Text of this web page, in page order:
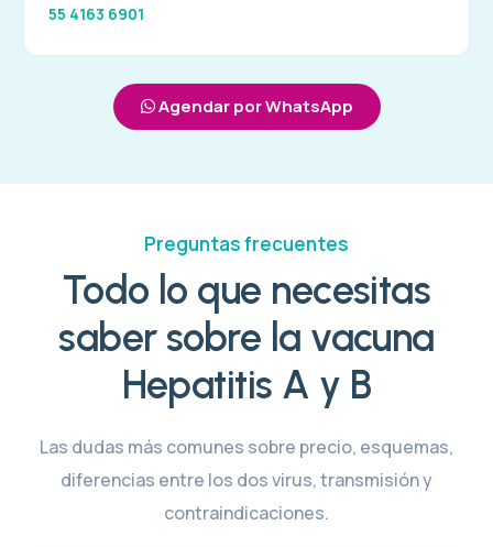
55 4163 6901
Agendar por WhatsApp
Preguntas frecuentes
Todo lo que necesitas
saber sobre la vacuna
Hepatitis A y B
Las dudas más comunes sobre precio, esquemas,
diferencias entre los dos virus, transmisión y
contraindicaciones.